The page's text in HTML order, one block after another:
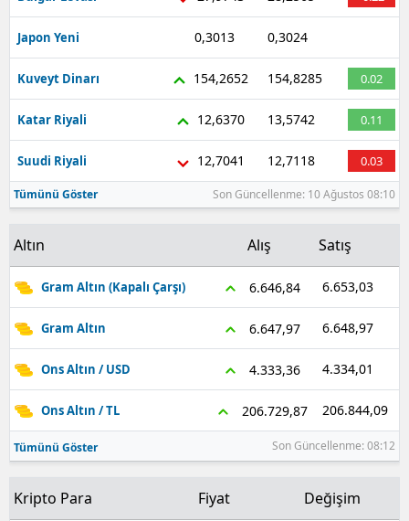
Japon Yeni 0,3013 0,3024
Kuveyt Dinarı 154,2652 154,8285 0.02
Katar Riyali 12,6370 13,5742 0.11
Suudi Riyali 12,7041 12,7118 0.03
Tümünü Göster Son Güncellenme: 10 Ağustos 08:10
Altın Alış Satış
Gram Altın (Kapalı Çarşı) 6.646,84 6.653,03
Gram Altın 6.647,97 6.648,97
Ons Altın / USD 4.333,36 4.334,01
Ons Altın / TL 206.729,87 206.844,09
Tümünü Göster Son Güncellenme: 08:12
Kripto Para Fiyat Değişim